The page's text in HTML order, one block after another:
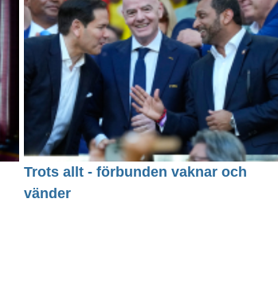
Trots allt - förbunden vaknar och
vänder